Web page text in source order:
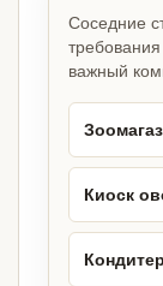
Соседние
важный
Киоск